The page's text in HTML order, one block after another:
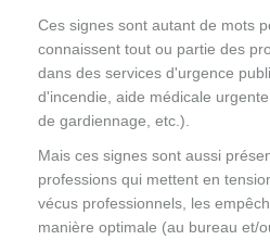
Ces signes sont autant de mots
connaissent tout ou partie des
dans des services d'urgence
d'incendie, aide médicale
de gardiennage, etc.).
Mais ces signes sont aussi
professions qui mettent en
vécus professionnels, les
manière optimale (au bureau et/